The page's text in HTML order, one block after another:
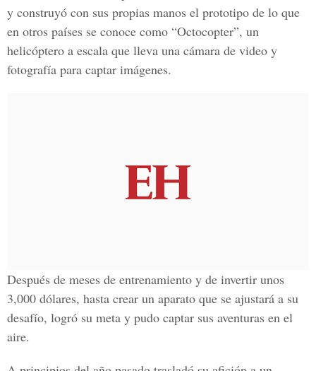
y construyó con sus propias manos el prototipo de lo que
en otros países se conoce como “Octocopter”, un
helicóptero a escala que lleva una cámara de video y
fotografía para captar imágenes.
Después de meses de entrenamiento y de invertir unos
3,000 dólares, hasta crear un aparato que se ajustará a su
desafío, logró su meta y pudo captar sus aventuras en el
aire.